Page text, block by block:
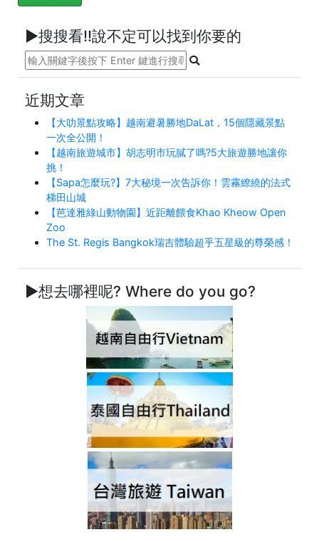
►搜搜看!!說不定可以找到你要的
近期文章
【大叻景點攻略】越南避暑勝地DaLat，15個隱藏景點
一次全公開！
【越南旅遊城市】胡志明市玩膩了嗎?5大旅遊勝地讓你
挑！
【Sapa怎麼玩?】7大秘境一次告訴你！雲霧繚繞的法式
梯田山城
【芭達雅綠山動物園】近距離餵食Khao Kheow Open
Zoo
The St. Regis Bangkok瑞吉體驗超乎五星級的尊榮感！
►想去哪裡呢? Where do you go?